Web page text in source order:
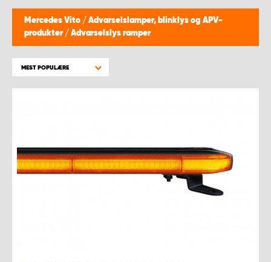
Mercedes Vito / Advarselslamper, blinklys og APV-
produkter / Advarselslys ramper
MEST POPULÆRE